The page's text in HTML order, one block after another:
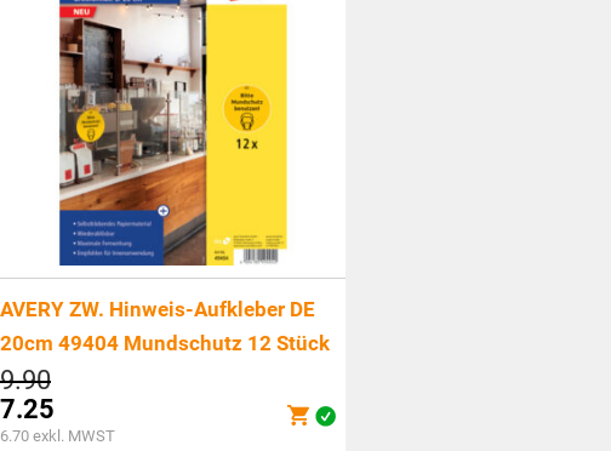
AVERY ZW. Hinweis-Aufkleber DE
20cm 49404 Mundschutz 12 Stück
9.90Ursprünglicher
Preis
war:
7.25
Aktueller
6.70 exkl. MWST